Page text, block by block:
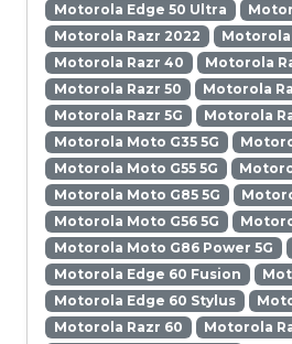
Motorola Edge 50 Ultra
Motorola Razr 2022
Motorola
Motorola Razr 40
Motorola
Motorola Razr 50
Motorola
Motorola Razr 5G
Motorola
Motorola Moto G35 5G
Motorola Moto G55 5G
Motorola Moto G85 5G
Motorola Moto G56 5G
Motorola Moto G86 Power 5G
Motorola Edge 60 Fusion
Motorola Edge 60 Stylus
Motorola Razr 60
Motorola